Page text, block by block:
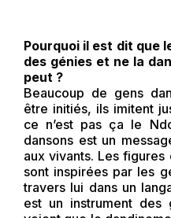
Pourquoi il est dit que
des génies et ne la
peut ?
Beaucoup de gens
être initiés, ils imitent
ce n’est pas ça le
dansons est un
aux vivants. Les
sont inspirées par les
travers lui dans un
est un instrument des